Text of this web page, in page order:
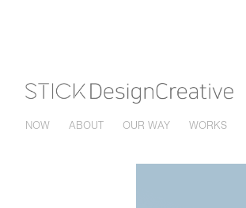
NOW ABOUT OUR WAY WORKS